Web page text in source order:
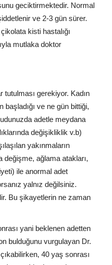
geciktirmektedir. Normal
ve 2-3 gün sürer.
kisti hastalığı
mutlaka doktor
tutulması gerekiyor. Kadın
başladığı ve ne gün bittiği,
adetle meydana
değişikliklik v.b)
yakınmaların
değişme, ağlama atakları,
ile anormal adet
yalnız değilsiniz.
Bu şikayetlerin ne zaman
yani beklenen adetten
bulduğunu vurgulayan Dr.
40 yaş sonrası